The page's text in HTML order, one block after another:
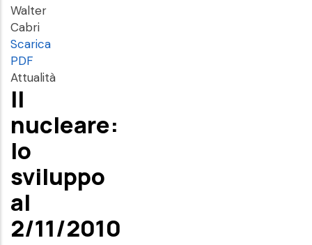
Walter
Cabri
Scarica
PDF
Attualità
Il
nucleare:
lo
sviluppo
al
2/11/2010